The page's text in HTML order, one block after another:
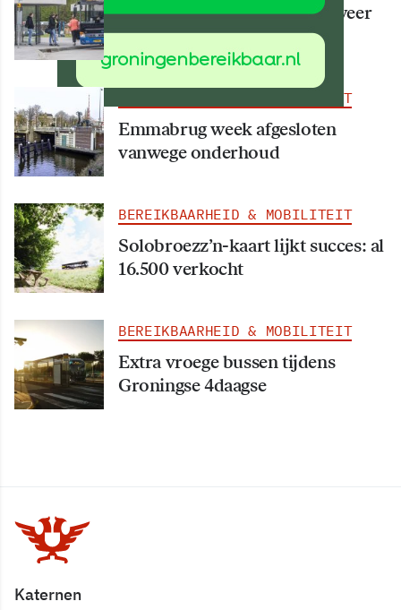
Vanaf 15 augustus rijden er weer
meer bussen
BEREIKBAARHEID & MOBILITEIT
Emmabrug week afgesloten
vanwege onderhoud
BEREIKBAARHEID & MOBILITEIT
Solobroezz’n-kaart lijkt succes: al
16.500 verkocht
BEREIKBAARHEID & MOBILITEIT
Extra vroege bussen tijdens
Groningse 4daagse
Katernen